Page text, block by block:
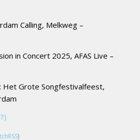
Calling, Melkweg –
in Concert 2025, AFAS Live –
: Het Grote Songfestivalfeest,
)